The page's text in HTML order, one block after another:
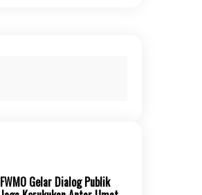
FWMO Gelar Dialog Publik